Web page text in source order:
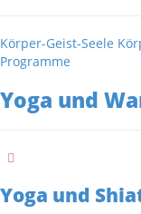
Kategorien
Körper-Geist-Seele
Programme
Yoga und
Yoga und